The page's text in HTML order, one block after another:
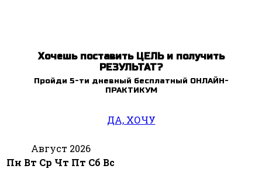
Хочешь поставить ЦЕЛЬ и получить
РЕЗУЛЬТАТ?
Пройди 5-ти дневный бесплатный ОНЛАЙН-
ПРАКТИКУМ
ДА, ХОЧУ
Август 2026
Пн Вт Ср Чт Пт Сб Вс